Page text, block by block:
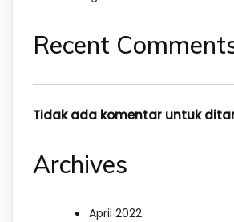
Recent
Tidak ada komentar untuk
Archives
April 2022